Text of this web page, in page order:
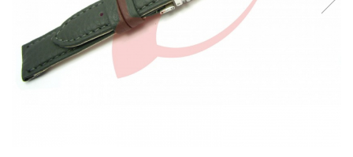
Ceasuri Police
Ceasuri Q&Q
Ceasuri Q&Q Attractive
Ceasuri Reflex